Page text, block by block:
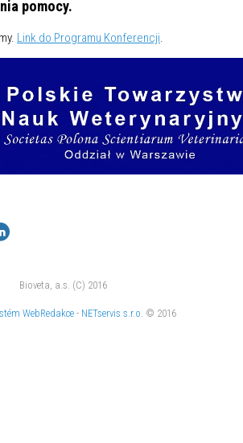
pomocy.
Link do Programu Konferencji.
Bioveta, a.s. (C) 2016
WebRedakce - NETservis s.r.o. © 2016